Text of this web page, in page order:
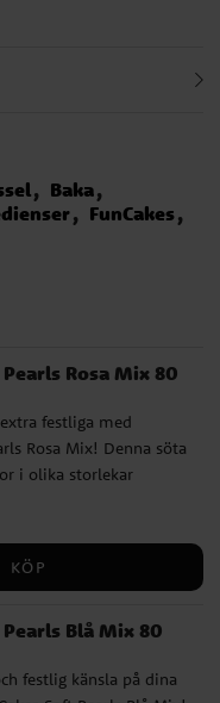
Baka
FunCakes
Rosa Mix 80
festliga med
Rosa Mix! Denna söta
i olika storlekar
rosa, vita och
som genast skapar en
att äta och passar
tårtor, cupcakes och
gender reveal-
eller andra högtider
KÖP
Pearls Blå Mix 80
festlig känsla på dina